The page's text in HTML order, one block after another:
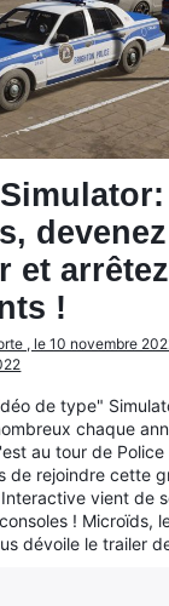
devenez
et
!
, le 10 novembre
de type"
chaque
au tour de Police
de rejoindre cette
vient de
! Microïds,
dévoile le trailer